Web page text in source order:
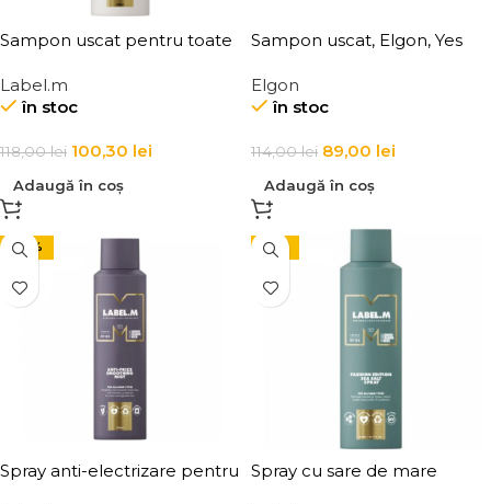
Sampon uscat pentru toate
Fashion Edition Dry
Shampoo
Label.m
în stoc
118,00lei 100,30 lei
Adaugă în coș
Sampon uscat, Elgon, Yes
Shampoo
Elgon
în stoc
114,00lei 89,00 lei
Adaugă în coș
-30%
Spray anti-electrizare pentru
-15%
Spray cu sare de mare